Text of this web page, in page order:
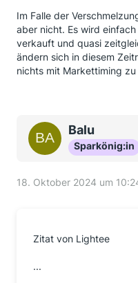
Im Falle der
aber nicht. Es wird
verkauft und quasi
ändern sich in diesem
nichts mit Markettiming zu
Balu
Sparkönig:in
18. Oktober 2024 um
Zitat von Lightee
...